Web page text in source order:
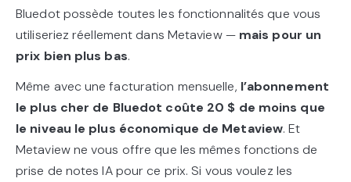
Bluedot possède toutes les fonctionnalités que vous
utiliseriez réellement dans Metaview — mais pour un
prix bien plus bas.
Même avec une facturation mensuelle, l’abonnement
le plus cher de Bluedot coûte 20 $ de moins que
le niveau le plus économique de Metaview. Et
Metaview ne vous offre que les mêmes fonctions de
prise de notes IA pour ce prix. Si vous voulez les